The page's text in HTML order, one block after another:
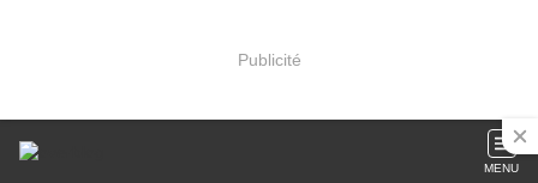
Publicité
MENU